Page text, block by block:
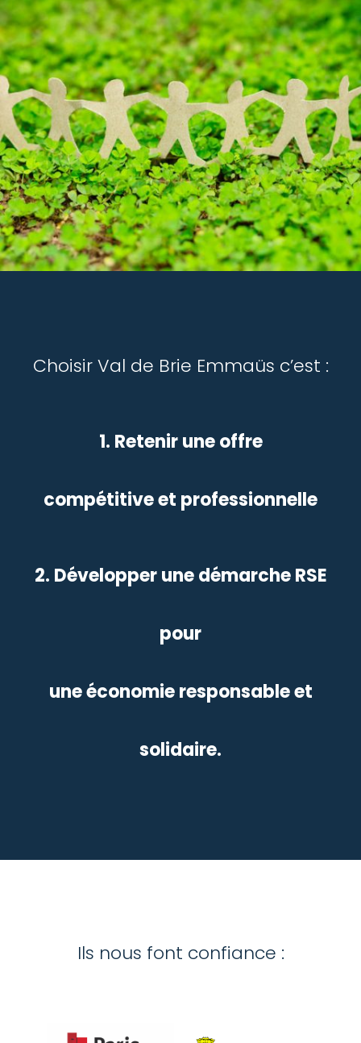
Choisir Val de Brie Emmaüs c’est :
1. Retenir une offre
compétitive et professionnelle
2. Développer une démarche RSE
pour
une économie responsable et
solidaire.
Ils nous font confiance :